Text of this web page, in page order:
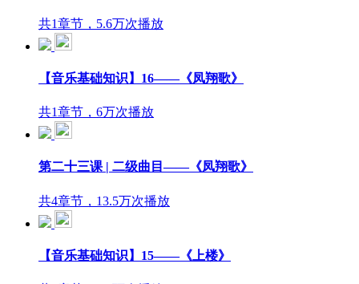
共1章节，5.6万次播放
【音乐基础知识】16——《凤翔歌》
共1章节，6万次播放
第二十三课 | 二级曲目——《凤翔歌》
共4章节，13.5万次播放
【音乐基础知识】15——《上楼》